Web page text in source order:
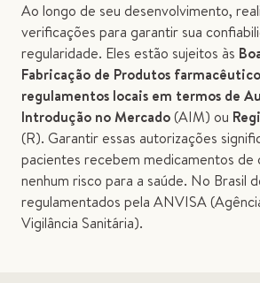
Ao longo de seu desenvolvimento,
verificações para garantir sua
regularidade. Eles estão sujeitos às
Fabricação de Produtos
regulamentos locais em termos de
Introdução no Mercado(AIM) ou
(R). Garantir essas autorizações
pacientes recebem medicamentos de
nenhum risco para a saúde. No Brasil
regulamentados pela ANVISA
Vigilância Sanitária).